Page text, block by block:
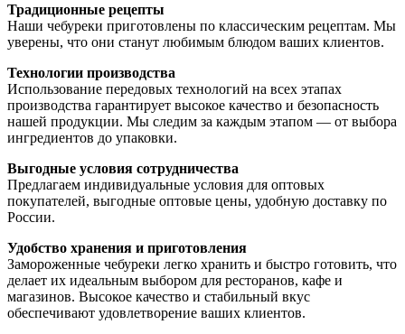
Традиционные рецепты
Наши чебуреки приготовлены по классическим рецептам. Мы
уверены, что они станут любимым блюдом ваших клиентов.
Технологии производства
Использование передовых технологий на всех этапах
производства гарантирует высокое качество и безопасность
нашей продукции. Мы следим за каждым этапом — от выбора
ингредиентов до упаковки.
Выгодные условия сотрудничества
Предлагаем индивидуальные условия для оптовых
покупателей, выгодные оптовые цены, удобную доставку по
России.
Удобство хранения и приготовления
Замороженные чебуреки легко хранить и быстро готовить, что
делает их идеальным выбором для ресторанов, кафе и
магазинов. Высокое качество и стабильный вкус
обеспечивают удовлетворение ваших клиентов.